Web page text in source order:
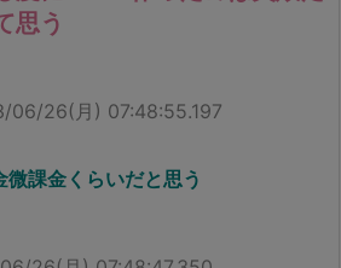
思う
06/26(月) 07:48:55.197
課金くらいだと思う